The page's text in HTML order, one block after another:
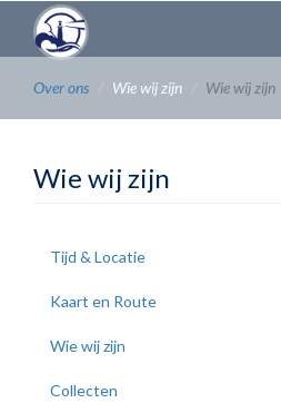
Overslaan
naar
inhoud
gaan
Over ons
Wie wij zijn Wie wij zijn
Wie wij zijn
Tijd & Locatie
Kaart en Route
Wie wij zijn
Collecten